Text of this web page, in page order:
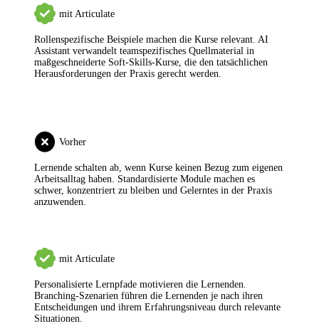
mit Articulate
Rollenspezifische Beispiele machen die Kurse relevant. AI
Assistant verwandelt teamspezifisches Quellmaterial in
maßgeschneiderte Soft-Skills-Kurse, die den tatsächlichen
Herausforderungen der Praxis gerecht werden.
Vorher
Lernende schalten ab, wenn Kurse keinen Bezug zum eigenen
Arbeitsalltag haben. Standardisierte Module machen es
schwer, konzentriert zu bleiben und Gelerntes in der Praxis
anzuwenden.
mit Articulate
Personalisierte Lernpfade motivieren die Lernenden.
Branching-Szenarien führen die Lernenden je nach ihren
Entscheidungen und ihrem Erfahrungsniveau durch relevante
Situationen.